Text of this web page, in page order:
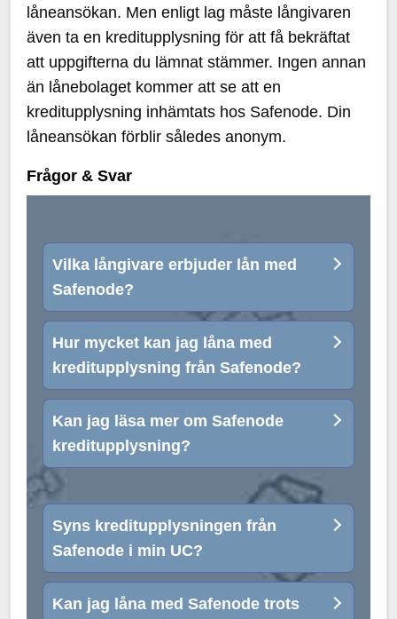
låneansökan. Men enligt lag måste långivaren
även ta en kreditupplysning för att få bekräftat
att uppgifterna du lämnat stämmer. Ingen annan
än lånebolaget kommer att se att en
kreditupplysning inhämtats hos Safenode. Din
låneansökan förblir således anonym.
Frågor & Svar
Vilka långivare erbjuder lån med
Safenode?
Hur mycket kan jag låna med
kreditupplysning från Safenode?
Kan jag läsa mer om Safenode
kreditupplysning?
Syns kreditupplysningen från
Safenode i min UC?
Kan jag låna med Safenode trots